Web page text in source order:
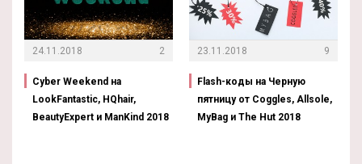
24.11.2018 2
Cyber Weekend на
LookFantastic, HQhair,
BeautyExpert и ManKind 2018
23.11.2018 9
Flash-коды на Черную
пятницу от Coggles, Allsole,
MyBag и The Hut 2018